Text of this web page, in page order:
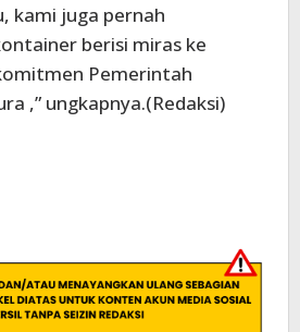
kami juga pernah
berisi miras ke
Pemerintah
,” ungkapnya.(Redaksi)